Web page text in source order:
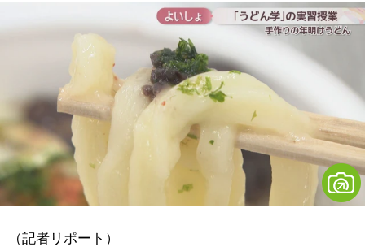
（記者リポート）